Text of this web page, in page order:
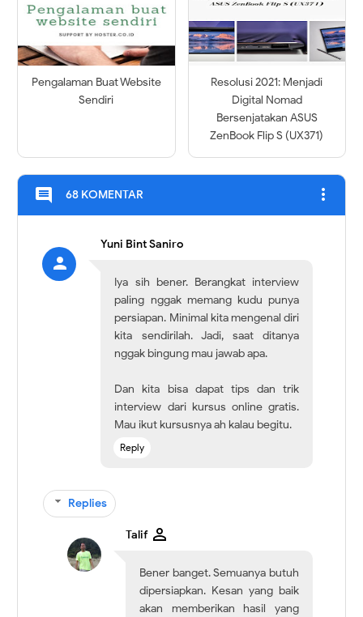
Pengalaman Buat Website
Sendiri
Resolusi 2021: Menjadi
Digital Nomad
Bersenjatakan ASUS
ZenBook Flip S (UX371)
comment 68 KOMENTAR more_vert
Yuni Bint Saniro
Iya sih bener. Berangkat interview
paling nggak memang kudu punya
persiapan. Minimal kita mengenal diri
kita sendirilah. Jadi, saat ditanya
nggak bingung mau jawab apa.
Dan kita bisa dapat tips dan trik
interview dari kursus online gratis.
Mau ikut kursusnya ah kalau begitu.
Reply
Replies
Talif
Bener banget. Semuanya butuh
dipersiapkan. Kesan yang baik
akan memberikan hasil yang